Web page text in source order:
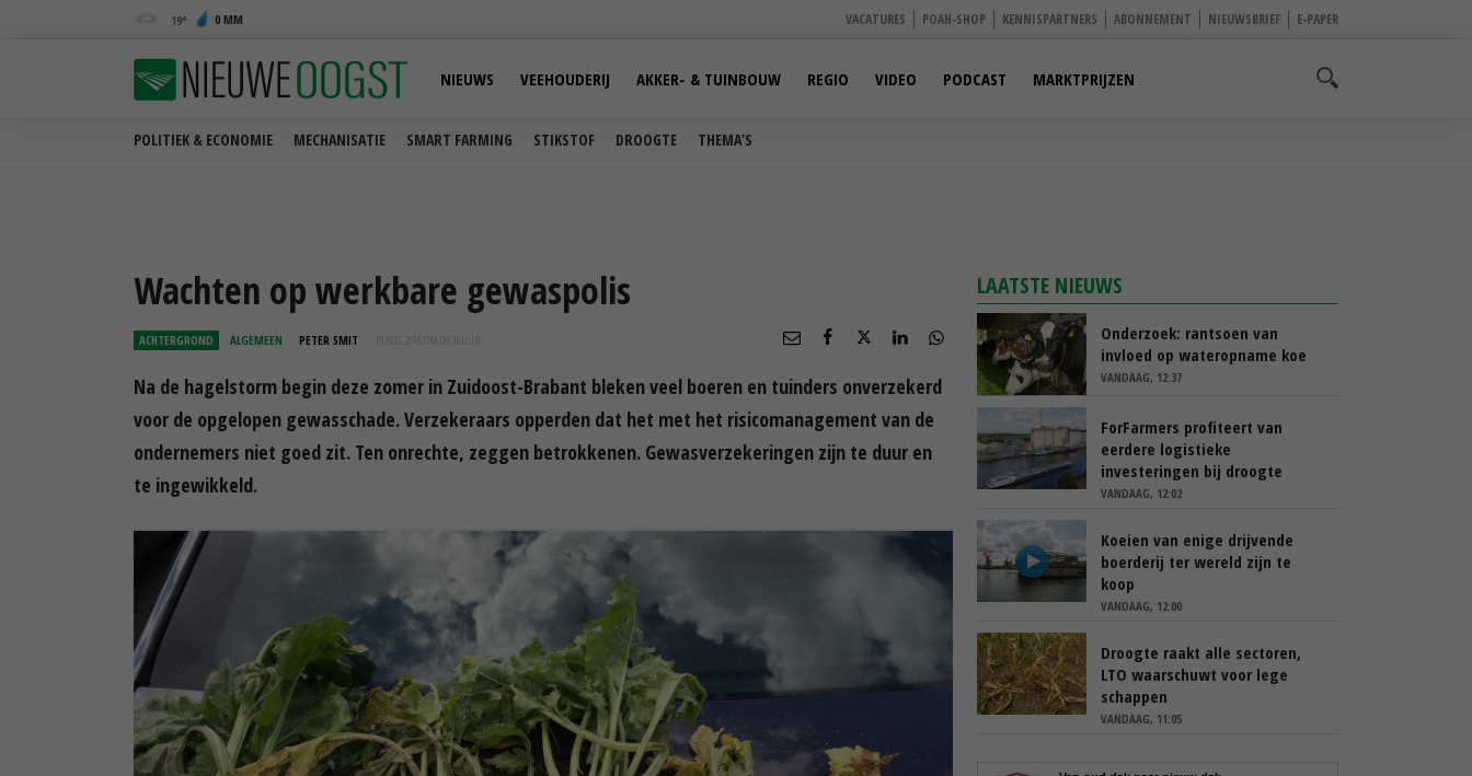
19 0 MM VACATURES POAH-SHOP KENNISPARTNERS ABONNEMENT NIEUWSBRIEF E-PAPER
POLITIEK & ECONOMIE MECHANISATIE SMART FARMING STIKSTOF DROOGTE THEMA'S
NIEUWS VEEHOUDERIJ AKKER- & TUINBOUW REGIO VIDEO PODCAST MARKTPRIJZEN
Wachten op werkbare gewaspolis
ACHTERGROND ALGEMEEN PETER SMIT 19 AUG 2016 OM 09:16
Na de hagelstorm begin deze zomer in Zuidoost-Brabant bleken veel boeren en tuinders onverzekerd
voor de opgelopen gewasschade. Verzekeraars opperden dat het met het risicomanagement van de
ondernemers niet goed zit. Ten onrechte, zeggen betrokkenen. Gewasverzekeringen zijn te duur en
te ingewikkeld.
LAATSTE NIEUWS
Onderzoek: rantsoen van
invloed op wateropname koe
VANDAAG, 12:37
ForFarmers profiteert van
eerdere logistieke
investeringen bij droogte
VANDAAG, 12:02
Koeien van enige drijvende
boerderij ter wereld zijn te
koop
VANDAAG, 12:00
Droogte raakt alle sectoren,
LTO waarschuwt voor lege
schappen
VANDAAG, 11:05